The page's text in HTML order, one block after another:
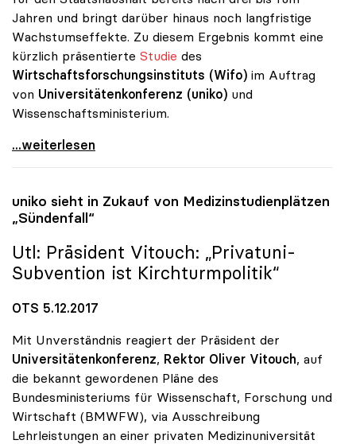
Jahren und bringt darüber hinaus noch langfristige
Wachstumseffekte. Zu diesem Ergebnis kommt eine
kürzlich präsentierte Studie des
Wirtschaftsforschungsinstituts (Wifo) im Auftrag
von Universitätenkonferenz (uniko) und
Wissenschaftsministerium.
Unis bringen Staat und Wirtschaft mehr als nur
...weiterlesen
uniko sieht in Zukauf von Medizinstudienplätzen
„Sündenfall“
Utl: Präsident Vitouch: „Privatuni-
Subvention ist Kirchturmpolitik“
OTS 5.12.2017
Mit Unverständnis reagiert der Präsident der
Universitätenkonferenz, Rektor Oliver Vitouch, auf
die bekannt gewordenen Pläne des
Bundesministeriums für Wissenschaft, Forschung und
Wirtschaft (BMWFW), via Ausschreibung
Lehrleistungen an einer privaten Medizinuniversität